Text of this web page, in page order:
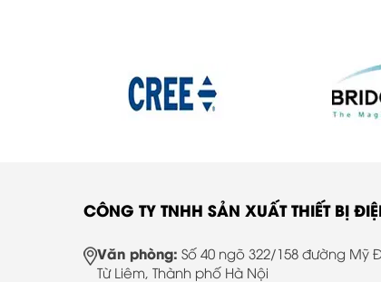
CÔNG TY TNHH SẢN XUẤT THIẾT BỊ
Văn phòng: Số 40 ngõ 322/158 đường Mỹ
Từ Liêm, Thành phố Hà Nội